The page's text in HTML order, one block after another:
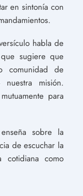
en sintonía con
habla de
sugiere que
comunidad de
misión.
para
sobre la
de escuchar la
cotidiana como